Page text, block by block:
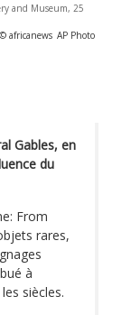
and Museum, 25
africanews AP Photo
Gables, en
du
From
rares,
à
siècles.